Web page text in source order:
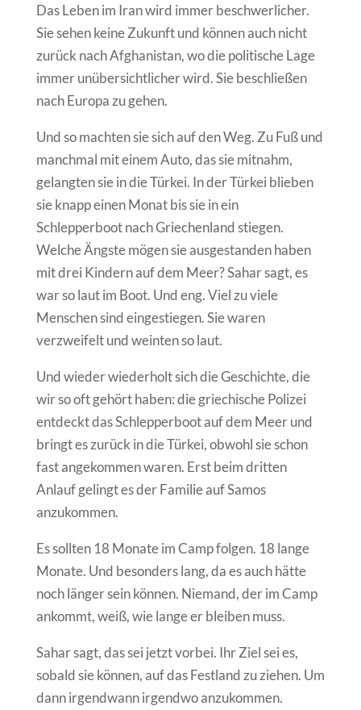
Das Leben im Iran wird immer beschwerlicher.
Sie sehen keine Zukunft und können auch nicht
zurück nach Afghanistan, wo die politische Lage
immer unübersichtlicher wird. Sie beschließen
nach Europa zu gehen.
Und so machten sie sich auf den Weg. Zu Fuß und
manchmal mit einem Auto, das sie mitnahm,
gelangten sie in die Türkei. In der Türkei blieben
sie knapp einen Monat bis sie in ein
Schlepperboot nach Griechenland stiegen.
Welche Ängste mögen sie ausgestanden haben
mit drei Kindern auf dem Meer? Sahar sagt, es
war so laut im Boot. Und eng. Viel zu viele
Menschen sind eingestiegen. Sie waren
verzweifelt und weinten so laut.
Und wieder wiederholt sich die Geschichte, die
wir so oft gehört haben: die griechische Polizei
entdeckt das Schlepperboot auf dem Meer und
bringt es zurück in die Türkei, obwohl sie schon
fast angekommen waren. Erst beim dritten
Anlauf gelingt es der Familie auf Samos
anzukommen.
Es sollten 18 Monate im Camp folgen. 18 lange
Monate. Und besonders lang, da es auch hätte
noch länger sein können. Niemand, der im Camp
ankommt, weiß, wie lange er bleiben muss.
Sahar sagt, das sei jetzt vorbei. Ihr Ziel sei es,
sobald sie können, auf das Festland zu ziehen. Um
dann irgendwann irgendwo anzukommen.